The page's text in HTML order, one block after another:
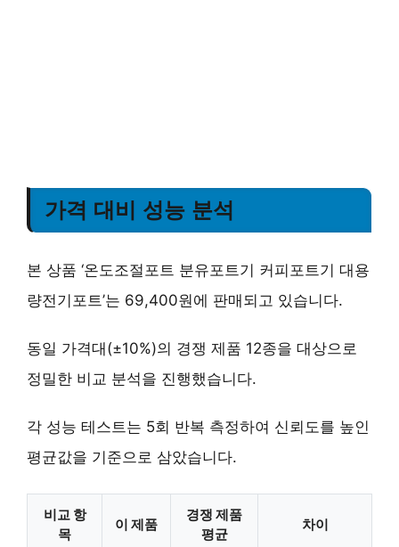
가격 대비 성능 분석
본 상품 ‘온도조절포트 분유포트기 커피포트기 대용
량전기포트’는 69,400원에 판매되고 있습니다.
동일 가격대(±10%)의 경쟁 제품 12종을 대상으로
정밀한 비교 분석을 진행했습니다.
각 성능 테스트는 5회 반복 측정하여 신뢰도를 높인
평균값을 기준으로 삼았습니다.
비교 항
목
이 제품
경쟁 제품
평균
차이